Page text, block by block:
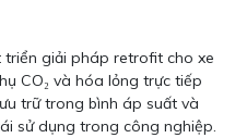
giải pháp retrofit cho xe
CO₂ và hóa lỏng trực tiếp
trữ trong bình áp suất và
sử dụng trong công nghiệp.